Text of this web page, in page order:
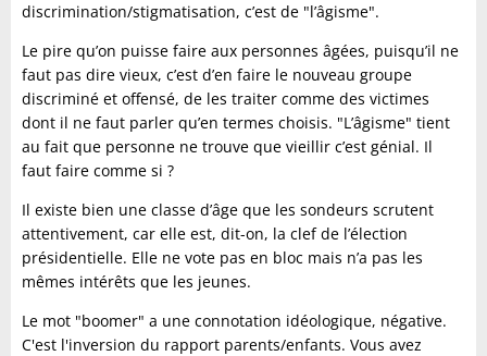
discrimination/stigmatisation, c’est de "l’âgisme".
Le pire qu’on puisse faire aux personnes âgées, puisqu’il ne
faut pas dire vieux, c’est d’en faire le nouveau groupe
discriminé et offensé, de les traiter comme des victimes
dont il ne faut parler qu’en termes choisis. "L’âgisme" tient
au fait que personne ne trouve que vieillir c’est génial. Il
faut faire comme si ?
Il existe bien une classe d’âge que les sondeurs scrutent
attentivement, car elle est, dit-on, la clef de l’élection
présidentielle. Elle ne vote pas en bloc mais n’a pas les
mêmes intérêts que les jeunes.
Le mot "boomer" a une connotation idéologique, négative.
C'est l'inversion du rapport parents/enfants. Vous avez